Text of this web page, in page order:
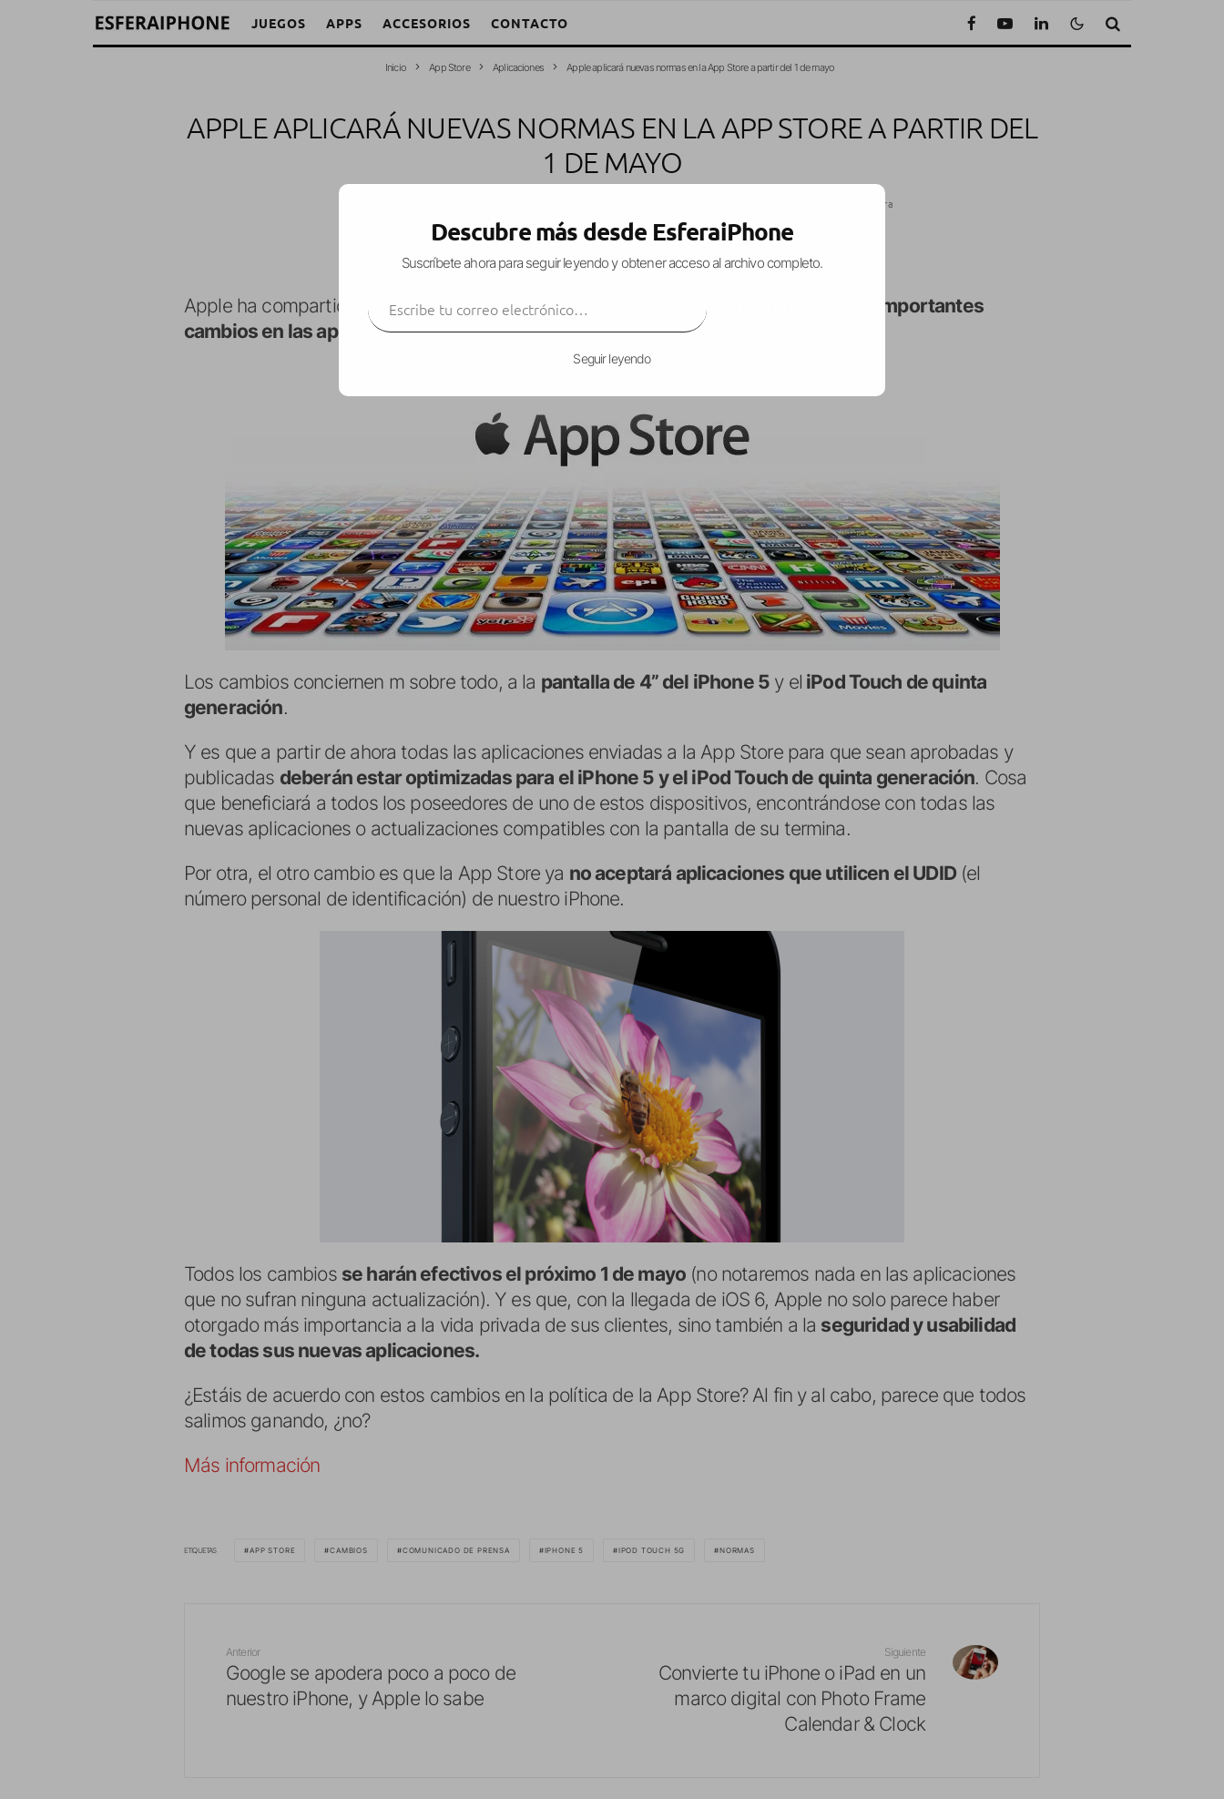
JUEGOS APPS ACCESORIOS CONTACTO
Inicio App Store Aplicaciones Apple aplicará nuevas normas en la App Store a partir del 1 de mayo
APPLE APLICARÁ NUEVAS NORMAS EN LA APP STORE A PARTIR DEL
1 DE MAYO
1 Minuto de lectura
Apple ha compartido en su página oficial un breve comunicado en el que indica
dos importantes
cambios en las aplicaciones publicadas en la App Store.
Los cambios conciernen m sobre todo, a la pantalla de 4” del iPhone 5 y el iPod Touch de quinta
generación.
Y es que a partir de ahora todas las aplicaciones enviadas a la App Store para que sean aprobadas y
publicadas deberán estar optimizadas para el iPhone 5 y el iPod Touch de quinta generación. Cosa
que beneficiará a todos los poseedores de uno de estos dispositivos, encontrándose con todas las
nuevas aplicaciones o actualizaciones compatibles con la pantalla de su termina.
Por otra, el otro cambio es que la App Store ya no aceptará aplicaciones que utilicen el UDID(el
número personal de identificación) de nuestro iPhone.
Todos los cambios se harán efectivos el próximo 1 de mayo (no notaremos nada en las aplicaciones
que no sufran ninguna actualización). Y es que, con la llegada de iOS 6, Apple no solo parece haber
otorgado más importancia a la vida privada de sus clientes, sino también a la seguridad y usabilidad
de todas sus nuevas aplicaciones.
¿Estáis de acuerdo con estos cambios en la política de la App Store? Al fin y al cabo, parece que todos
salimos ganando, ¿no?
Más información
ETIQUETAS APP STORE CAMBIOS COMUNICADO DE PRENSA IPHONE 5 IPOD TOUCH 5G NORMAS
Anterior
Google se apodera poco a poco de
nuestro iPhone, y Apple lo sabe
Siguiente
Convierte tu iPhone o iPad en un
marco digital con Photo Frame
Calendar & Clock
Descubre más desde EsferaiPhone
Suscríbete ahora para seguir leyendo y obtener acceso al archivo completo.
Seguir leyendo